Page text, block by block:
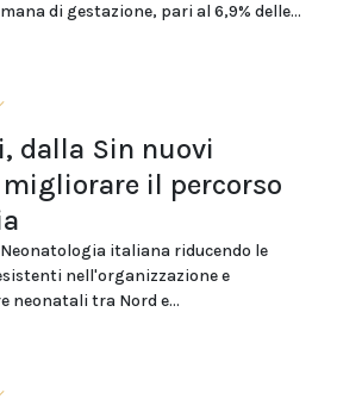
di gestazione, pari al 6,9% delle...
dalla Sin nuovi
il percorso
italiana riducendo le
nell'organizzazione e
neonatali tra Nord e...